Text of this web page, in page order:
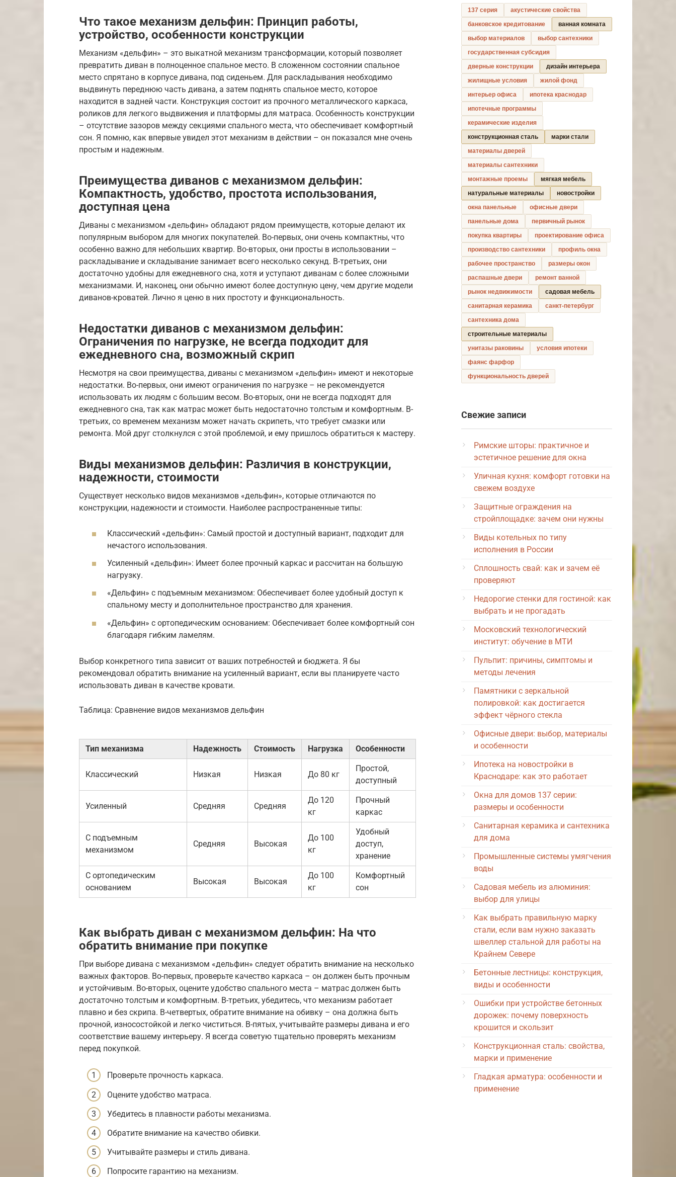
Что такое механизм дельфин: Принцип работы,
устройство, особенности конструкции
Механизм «дельфин» – это выкатной механизм трансформации, который позволяет
превратить диван в полноценное спальное место. В сложенном состоянии спальное
место спрятано в корпусе дивана, под сиденьем. Для раскладывания необходимо
выдвинуть переднюю часть дивана, а затем поднять спальное место, которое
находится в задней части. Конструкция состоит из прочного металлического каркаса,
роликов для легкого выдвижения и платформы для матраса. Особенность конструкции
– отсутствие зазоров между секциями спального места, что обеспечивает комфортный
сон. Я помню, как впервые увидел этот механизм в действии – он показался мне очень
простым и надежным.
Преимущества диванов с механизмом дельфин:
Компактность, удобство, простота использования,
доступная цена
Диваны с механизмом «дельфин» обладают рядом преимуществ, которые делают их
популярным выбором для многих покупателей. Во-первых, они очень компактны, что
особенно важно для небольших квартир. Во-вторых, они просты в использовании –
раскладывание и складывание занимает всего несколько секунд. В-третьих, они
достаточно удобны для ежедневного сна, хотя и уступают диванам с более сложными
механизмами. И, наконец, они обычно имеют более доступную цену, чем другие модели
диванов-кроватей. Лично я ценю в них простоту и функциональность.
Недостатки диванов с механизмом дельфин:
Ограничения по нагрузке, не всегда подходит для
ежедневного сна, возможный скрип
Несмотря на свои преимущества, диваны с механизмом «дельфин» имеют и некоторые
недостатки. Во-первых, они имеют ограничения по нагрузке – не рекомендуется
использовать их людям с большим весом. Во-вторых, они не всегда подходят для
ежедневного сна, так как матрас может быть недостаточно толстым и комфортным. В-
третьих, со временем механизм может начать скрипеть, что требует смазки или
ремонта. Мой друг столкнулся с этой проблемой, и ему пришлось обратиться к мастеру.
Виды механизмов дельфин: Различия в конструкции,
надежности, стоимости
Существует несколько видов механизмов «дельфин», которые отличаются по
конструкции, надежности и стоимости. Наиболее распространенные типы:
Классический «дельфин»: Самый простой и доступный вариант, подходит для
нечастого использования.
Усиленный «дельфин»: Имеет более прочный каркас и рассчитан на большую
нагрузку.
«Дельфин» с подъемным механизмом: Обеспечивает более удобный доступ к
спальному месту и дополнительное пространство для хранения.
«Дельфин» с ортопедическим основанием: Обеспечивает более комфортный сон
благодаря гибким ламелям.
Выбор конкретного типа зависит от ваших потребностей и бюджета. Я бы
рекомендовал обратить внимание на усиленный вариант, если вы планируете часто
использовать диван в качестве кровати.
Таблица: Сравнение видов механизмов дельфин
Тип механизма Надежность Стоимость Нагрузка Особенности
Классический Низкая Низкая До 80 кг
Простой,
доступный
Усиленный Средняя Средняя
До 120
кг
Прочный
каркас
С подъемным
механизмом
Средняя Высокая
До 100
кг
Удобный
доступ,
хранение
С ортопедическим
основанием
Высокая Высокая
До 100
кг
Комфортный
сон
Как выбрать диван с механизмом дельфин: На что
обратить внимание при покупке
При выборе дивана с механизмом «дельфин» следует обратить внимание на несколько
важных факторов. Во-первых, проверьте качество каркаса – он должен быть прочным
и устойчивым. Во-вторых, оцените удобство спального места – матрас должен быть
достаточно толстым и комфортным. В-третьих, убедитесь, что механизм работает
плавно и без скрипа. В-четвертых, обратите внимание на обивку – она должна быть
прочной, износостойкой и легко чиститься. В-пятых, учитывайте размеры дивана и его
соответствие вашему интерьеру. Я всегда советую тщательно проверять механизм
перед покупкой.
Проверьте прочность каркаса.
Оцените удобство матраса.
Убедитесь в плавности работы механизма.
Обратите внимание на качество обивки.
Учитывайте размеры и стиль дивана.
Попросите гарантию на механизм.
137 серия
акустические свойства
банковское кредитование
ванная комната
выбор материалов
выбор сантехники
государственная субсидия
дверные конструкции
дизайн интерьера
жилищные условия
жилой фонд
интерьер офиса
ипотека краснодар
ипотечные программы
керамические изделия
конструкционная сталь
марки стали
материалы дверей
материалы сантехники
монтажные проемы
мягкая мебель
натуральные материалы
новостройки
окна панельные
офисные двери
панельные дома
первичный рынок
покупка квартиры
проектирование офиса
производство сантехники
профиль окна
рабочее пространство
размеры окон
распашные двери
ремонт ванной
рынок недвижимости
садовая мебель
санитарная керамика
санкт-петербург
сантехника дома
строительные материалы
унитазы раковины
условия ипотеки
фаянс фарфор
функциональность дверей
Свежие записи
Римские шторы: практичное и
эстетичное решение для окна
Уличная кухня: комфорт готовки на
свежем воздухе
Защитные ограждения на
стройплощадке: зачем они нужны
Виды котельных по типу
исполнения в России
Сплошность свай: как и зачем её
проверяют
Недорогие стенки для гостиной: как
выбрать и не прогадать
Московский технологический
институт: обучение в МТИ
Пульпит: причины, симптомы и
методы лечения
Памятники с зеркальной
полировкой: как достигается
эффект чёрного стекла
Офисные двери: выбор, материалы
и особенности
Ипотека на новостройки в
Краснодаре: как это работает
Окна для домов 137 серии:
размеры и особенности
Санитарная керамика и сантехника
для дома
Промышленные системы умягчения
воды
Садовая мебель из алюминия:
выбор для улицы
Как выбрать правильную марку
стали, если вам нужно заказать
швеллер стальной для работы на
Крайнем Севере
Бетонные лестницы: конструкция,
виды и особенности
Ошибки при устройстве бетонных
дорожек: почему поверхность
крошится и скользит
Конструкционная сталь: свойства,
марки и применение
Гладкая арматура: особенности и
применение